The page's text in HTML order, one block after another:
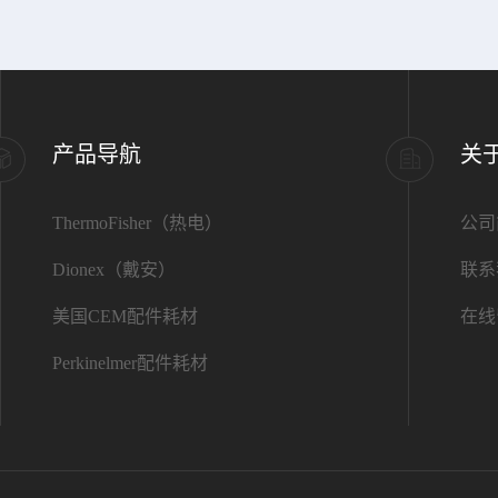
产品导航
ThermoFisher（热电）
Dionex（戴安）
美国CEM配件耗材
Perkinelmer配件耗材
关
公
联
在